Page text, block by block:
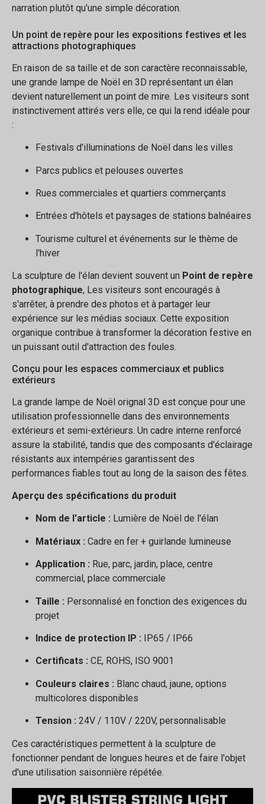
narration plutôt qu'une simple décoration.
Un point de repère pour les expositions festives et les
attractions photographiques
En raison de sa taille et de son caractère reconnaissable,
une grande lampe de Noël en 3D représentant un élan
devient naturellement un point de mire. Les visiteurs sont
instinctivement attirés vers elle, ce qui la rend idéale pour
:
Festivals d'illuminations de Noël dans les villes
Parcs publics et pelouses ouvertes
Rues commerciales et quartiers commerçants
Entrées d'hôtels et paysages de stations balnéaires
Tourisme culturel et événements sur le thème de
l'hiver
La sculpture de l'élan devient souvent un Point de repère
photographique, Les visiteurs sont encouragés à
s'arrêter, à prendre des photos et à partager leur
expérience sur les médias sociaux. Cette exposition
organique contribue à transformer la décoration festive en
un puissant outil d'attraction des foules.
Conçu pour les espaces commerciaux et publics
extérieurs
La grande lampe de Noël orignal 3D est conçue pour une
utilisation professionnelle dans des environnements
extérieurs et semi-extérieurs. Un cadre interne renforcé
assure la stabilité, tandis que des composants d'éclairage
résistants aux intempéries garantissent des
performances fiables tout au long de la saison des fêtes.
Aperçu des spécifications du produit
Nom de l'article : Lumière de Noël de l'élan
Matériaux : Cadre en fer + guirlande lumineuse
Application : Rue, parc, jardin, place, centre
commercial, place commerciale
Taille : Personnalisé en fonction des exigences du
projet
Indice de protection IP : IP65 / IP66
Certificats : CE, ROHS, ISO 9001
Couleurs claires : Blanc chaud, jaune, options
multicolores disponibles
Tension : 24V / 110V / 220V, personnalisable
Ces caractéristiques permettent à la sculpture de
fonctionner pendant de longues heures et de faire l'objet
d'une utilisation saisonnière répétée.